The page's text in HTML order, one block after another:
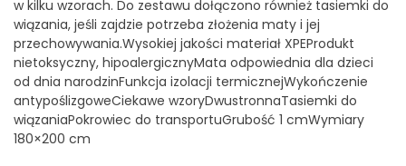
w kilku wzorach. Do zestawu dołączono również tasiemki do
wiązania, jeśli zajdzie potrzeba złożenia maty i jej
przechowywania.Wysokiej jakości materiał XPEProdukt
nietoksyczny, hipoalergicznyMata odpowiednia dla dzieci
od dnia narodzinFunkcja izolacji termicznejWykończenie
antypoślizgoweCiekawe wzoryDwustronnaTasiemki do
wiązaniaPokrowiec do transportuGrubość 1 cmWymiary
180×200 cm